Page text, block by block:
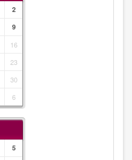
2
9
16
23
30
6
5